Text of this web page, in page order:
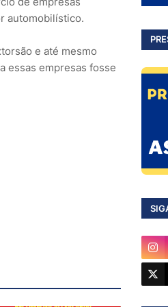
automobilístico.
e até mesmo
essas empresas fosse